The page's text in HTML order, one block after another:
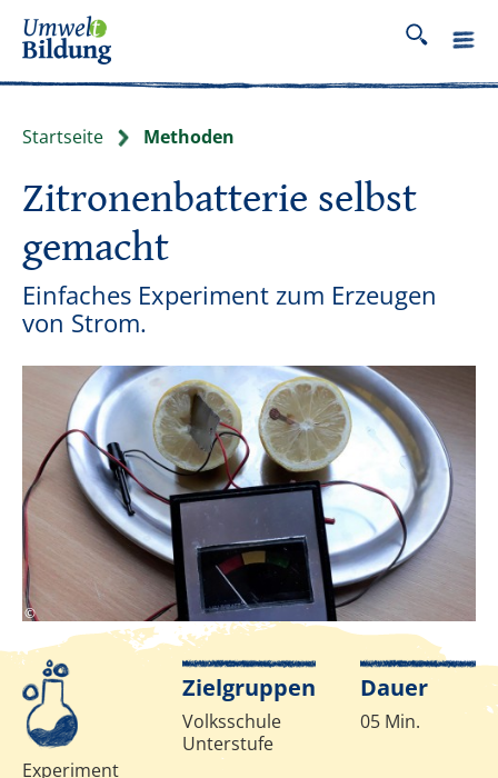
Startseite Methoden
Zitronenbatterie selbst
gemacht
Einfaches Experiment zum Erzeugen
von Strom.
©D.Capano
Infos zur Methode
Experiment
Zielgruppen
Volksschule
Unterstufe
Dauer
05 Min.